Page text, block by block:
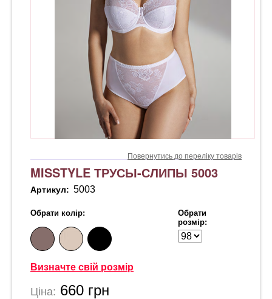
Повернутись до переліку товарів
MISSTYLE ТРУСЫ-СЛИПЫ 5003
Артикул: 5003
Обрати колір:
Обрати
розмір:
Визначте свій розмір
Ціна: 660 грн